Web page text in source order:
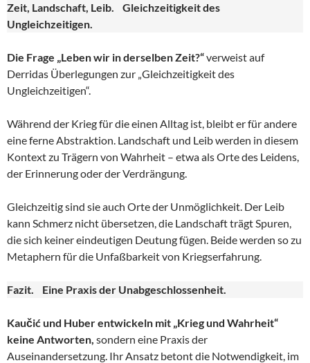
Zeit, Landschaft, Leib. Gleichzeitigkeit des
Ungleichzeitigen.
Die Frage „Leben wir in derselben Zeit?“verweist auf
Derridas Überlegungen zur „Gleichzeitigkeit des
Ungleichzeitigen“.
Während der Krieg für die einen Alltag ist, bleibt er für andere
eine ferne Abstraktion. Landschaft und Leib werden in diesem
Kontext zu Trägern von Wahrheit – etwa als Orte des Leidens,
der Erinnerung oder der Verdrängung.
Gleichzeitig sind sie auch Orte der Unmöglichkeit. Der Leib
kann Schmerz nicht übersetzen, die Landschaft trägt Spuren,
die sich keiner eindeutigen Deutung fügen. Beide werden so zu
Metaphern für die Unfaßbarkeit von Kriegserfahrung.
Fazit. Eine Praxis der Unabgeschlossenheit.
Kaučić und Huber entwickeln mit „Krieg und Wahrheit“
keine Antworten, sondern eine Praxis der
Auseinandersetzung. Ihr Ansatz betont die Notwendigkeit, im